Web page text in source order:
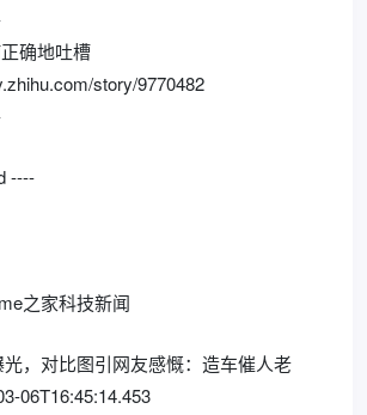
确地吐槽
story/9770482
----
之家科技新闻
，对比图引网友感慨：造车催人老
06T16:45:14.453